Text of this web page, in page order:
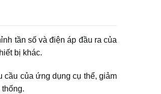
tần số và điện áp đầu ra của
bị khác.
cầu của ứng dụng cụ thể, giảm